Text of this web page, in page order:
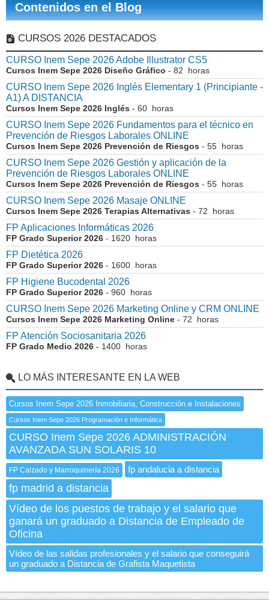
Contenidos en el Blog
CURSOS 2026 DESTACADOS
CURSO Inem Sepe 2026 Adobe Illustrator CS5
Cursos Inem Sepe 2026 Diseño Gráfico - 82 horas
CURSO Inem Sepe 2026 Inglés Elementary 1 (Principiante -
A1) A DISTANCIA
Cursos Inem Sepe 2026 Inglés - 60 horas
CURSO Inem Sepe 2026 Fundamentos para el técnico en
Prevención de Riesgos Laborales ONLINE
Cursos Inem Sepe 2026 Prevención de Riesgos - 55 horas
CURSO Inem Sepe 2026 Gestión y aplicación de la
Prevención de Riesgos Laborales ONLINE
Cursos Inem Sepe 2026 Prevención de Riesgos - 55 horas
CURSO Inem Sepe 2026 Masaje ONLINE
Cursos Inem Sepe 2026 Terapias Alternativas - 72 horas
FP Aplicaciones Informáticas 2026
FP Grado Superior 2026 - 1620 horas
FP Dietética 2026
FP Grado Superior 2026 - 1600 horas
FP Higiene Bucodental 2026
FP Grado Superior 2026 - 960 horas
CURSO Inem Sepe 2026 Marketing Online y CRM ONLINE
Cursos Inem Sepe 2026 Marketing Online - 72 horas
FP Atención Sociosanitaria 2026
FP Grado Medio 2026 - 1400 horas
LO MÁS INTERESANTE EN LA WEB
Cursos Inem Sepe 2026 Inmobiliaria, Construcción e Instalaciones
Cursos Inem Sepe 2026 Programación e Informática
CURSO Inem Sepe 2026 ADMINISTRACIÓN
AVANZADA SUN SOLARIS 10
FP Calzado y Marroquinería 2026 fp andalucia a distancia
fp madrid a distancia
Vídeo de los puestos de trabajo y el salario que
ganará un graduado a Distancia de Empleado de
Oficina
Vídeo de las salidas profesionales y el salario que conseguirá
un graduado a Distancia de Grafista Maquetista